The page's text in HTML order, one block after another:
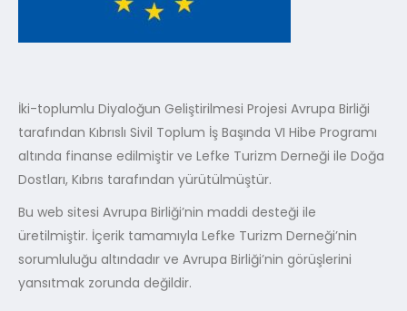
İki-toplumlu Diyaloğun Geliştirilmesi Projesi Avrupa Birliği
tarafından Kıbrıslı Sivil Toplum İş Başında VI Hibe Programı
altında finanse edilmiştir ve Lefke Turizm Derneği ile Doğa
Dostları, Kıbrıs tarafından yürütülmüştür.
Bu web sitesi Avrupa Birliği’nin maddi desteği ile
üretilmiştir. İçerik tamamıyla Lefke Turizm Derneği’nin
sorumluluğu altındadır ve Avrupa Birliği’nin görüşlerini
yansıtmak zorunda değildir.